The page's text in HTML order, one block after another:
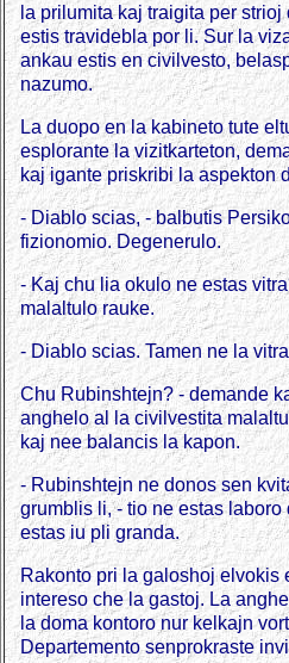
la prilumita kaj traigita per
estis travidebla por li. Sur la
ankau estis en civilvesto,
nazumo.
La duopo en la kabineto tute
esplorante la vizitkarteton,
kaj igante priskribi la aspekton
- Diablo scias, - balbutis
fizionomio. Degenerulo.
- Kaj chu lia okulo ne estas
malaltulo rauke.
- Diablo scias. Tamen ne la
Chu Rubinshtejn? - demande
anghelo al la civilvestita
kaj nee balancis la kapon.
- Rubinshtejn ne donos sen
grumblis li, - tio ne estas
estas iu pli granda.
Rakonto pri la galoshoj elvokis
intereso che la gastoj. La
la doma kontoro nur kelkajn
Departemento senprokraste